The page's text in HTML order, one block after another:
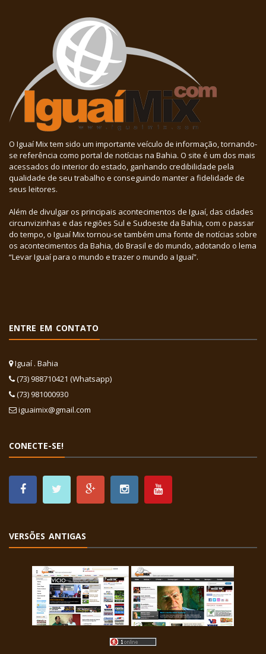
O Iguaí Mix tem sido um importante veículo de informação, tornando-
se referência como portal de notícias na Bahia. O site é um dos mais
acessados do interior do estado, ganhando credibilidade pela
qualidade de seu trabalho e conseguindo manter a fidelidade de
seus leitores.
Além de divulgar os principais acontecimentos de Iguaí, das cidades
circunvizinhas e das regiões Sul e Sudoeste da Bahia, com o passar
do tempo, o Iguaí Mix tornou-se também uma fonte de notícias sobre
os acontecimentos da Bahia, do Brasil e do mundo, adotando o lema
“Levar Iguaí para o mundo e trazer o mundo a Iguaí”.
ENTRE EM CONTATO
Iguaí . Bahia
(73) 988710421 (Whatsapp)
(73) 981000930
iguaimix@gmail.com
CONECTE-SE!
VERSÕES ANTIGAS